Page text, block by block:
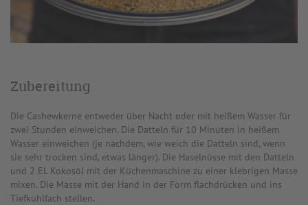
Zubereitung
Die Cashewkerne entweder über Nacht oder mit heißem Wasser für
zwei Stunden einweichen. Die Datteln für 10 Minuten in heißem
Wasser einweichen (je nachdem, wie weich die Datteln sind, wenn
sie sehr trocken sind, etwas länger). Die Haselnüsse mit den Datteln
und 2 EL Kokosöl mit der Küchenmaschine zu einer klebrigen Masse
mixen. Die Masse mit der Hand in der Form flachdrücken und ins
Tiefkühlfach stellen.